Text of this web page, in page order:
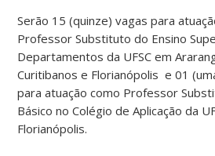
Serão 15 (quinze) vagas para
Professor Substituto do Ensino
Departamentos da UFSC em
Curitibanos e Florianópolis e 01
para atuação como Professor
Básico no Colégio de Aplicação da
Florianópolis.